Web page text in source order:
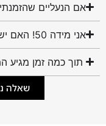
אם הנעליים
אני מידה 50! האם יש לכם נעליים במידה שלי?
תוך כמה זמן מגיע
שאלה